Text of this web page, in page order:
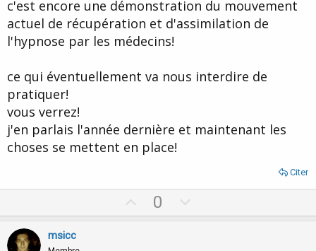
c'est encore une démonstration du mouvement
actuel de récupération et d'assimilation de
l'hypnose par les médecins!
ce qui éventuellement va nous interdire de
pratiquer!
vous verrez!
j'en parlais l'année dernière et maintenant les
choses se mettent en place!
Citer
p
0
o
msicc